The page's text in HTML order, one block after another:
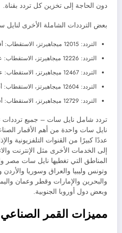
دون الحاجة إلى تخزين كل تردد بقناة.
بعض الترددات الشاملة الأخرى
التردد: 12015 ميجاهيرتز، الاستقطاب: أفقي، FEC: 5/6
التردد: 12226 ميجاهيرتز، الاستقطاب: عمودي، FEC: 5/6
التردد: 12467 ميجاهيرتز، الاستقطاب: عمودي، FEC: 5/6
التردد: 12604 ميجاهيرتز، الاستقطاب: أفقي، FEC: 5/6
التردد: 12729 ميجاهيرتز، الاستقطاب: أفقي، FEC: 5/6
نايل سات واحدة من أهم الأقمار
عددًا كبيرًا من القنوات التلفزيونية
إلى الخدمات الأخرى مثل الإنترنت
المناطق التي تغطيها نايل سات مصر
وتونس وليبيا والعراق وسوريا
والبحرين والإمارات وقطر وعمان
وبعض دول أوروبا الجنوبية.
مميزات القمر